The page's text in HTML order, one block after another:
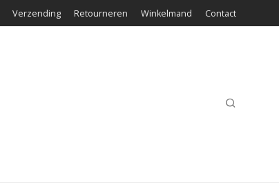
Verzending Retourneren Winkelmand Contact